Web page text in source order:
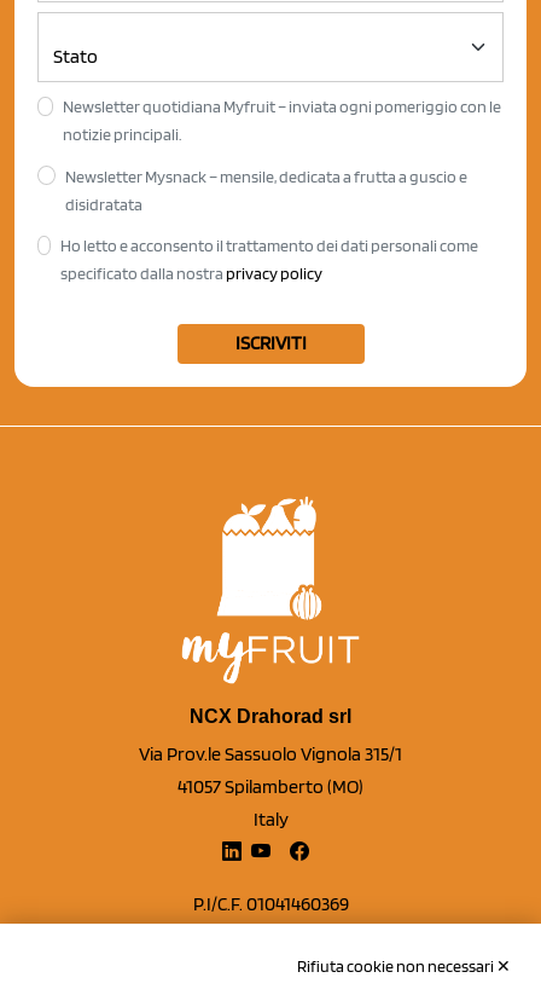
Newsletter quotidiana Myfruit – inviata ogni pomeriggio con le
notizie principali.
Newsletter Mysnack – mensile, dedicata a frutta a guscio e
disidratata
Ho letto e acconsento il trattamento dei dati personali come
specificato dalla nostra privacy policy
ISCRIVITI
NCX Drahorad srl
Via Prov.le Sassuolo Vignola 315/1
41057 Spilamberto (MO)
Italy
P.I/C.F. 01041460369
Capitale sociale Euro 50.000,00 i.v.Rifiuta cookie non necessari ✕